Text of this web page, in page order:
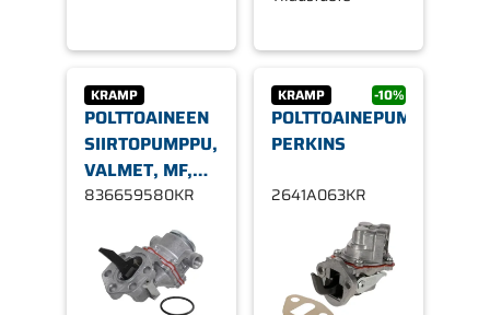
KRAMP
POLTTOAINEEN
SIIRTOPUMPPU,
VALMET, MF,
CASE
836659580KR
KRAMP -10%
POLTTOAINEPUMPPU
PERKINS
2641A063KR